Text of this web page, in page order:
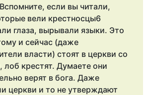
если вы читали,
вели крестносцы6
глаза, вырывали языки. Это
и сейчас (даже
власти) стоят в церкви со
лоб крестят. Думаете они
верят в бога. Даже
церкви и то не утверждают